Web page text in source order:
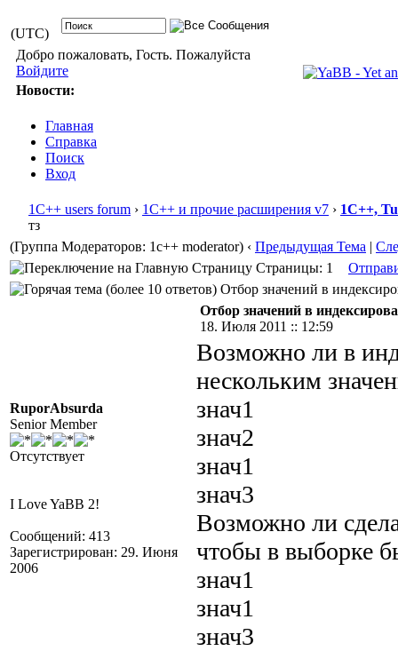
(UTC)
Добро пожаловать, Гость. Пожалуйста
Войдите
Новости:
Главная
Справка
Поиск
Вход
1С++ users forum › 1С++ и прочие расширения v7 › 1С++,
тз
(Группа Модераторов: 1c++ moderator) ‹ Предыдущая Тема |
Страницы: 1
Отбор значений в
RuporAbsurda
Senior Member
Отсутствует
I Love YaBB 2!
Сообщений: 413
Зарегистрирован: 29. Июня
2006
Отбор значений в
18. Июля 2011 :: 12:59
Возможно ли в
нескольким
знач1
знач2
знач1
знач3
Возможно ли
чтобы в выборке
знач1
знач1
знач3